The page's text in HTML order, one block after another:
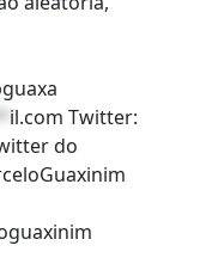
il.com Twitter:
do